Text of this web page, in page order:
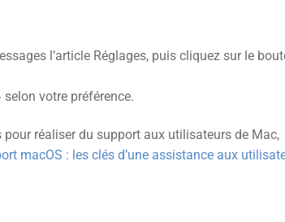
l’article Réglages, puis cliquez sur le
selon votre préférence.
réaliser du support aux utilisateurs de Mac,
macOS : les clés d’une assistance aux